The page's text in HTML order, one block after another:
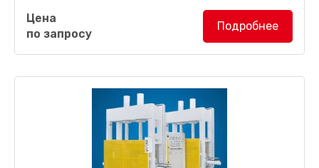
Одномолдинговый пресс TY-100предназначен
для производства деревянных прессованных
поддонов плотностью 850-950 кг/м³. Материал
изготовления - опил. Цикл прессования составляет
Цена
по запросу
Подробнее